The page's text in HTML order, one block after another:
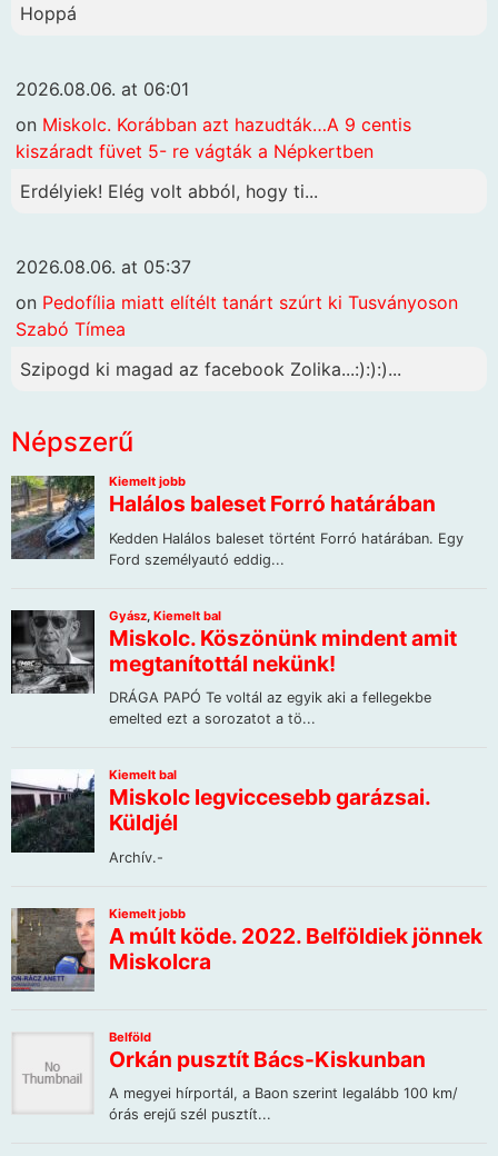
Hoppá
2026.08.06. at 06:01
on Miskolc. Korábban azt hazudták…A 9 centis
kiszáradt füvet 5- re vágták a Népkertben
Erdélyiek! Elég volt abból, hogy ti...
2026.08.06. at 05:37
on Pedofília miatt elítélt tanárt szúrt ki Tusványoson
Szabó Tímea
Szipogd ki magad az facebook Zolika...:):):)...
Népszerű